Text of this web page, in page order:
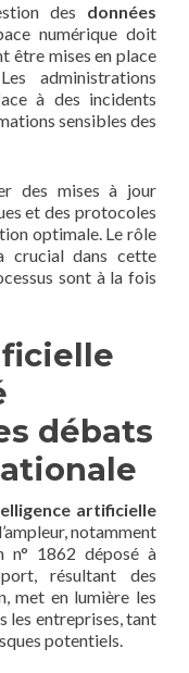
des données
numérique doit
être mises en place
administrations
à des incidents
sensibles des
des mises à jour
et des protocoles
optimale. Le rôle
crucial dans cette
sont à la fois
débats
artificielle
notamment
n° 1862 déposé à
résultant des
met en lumière les
les entreprises, tant
potentiels.